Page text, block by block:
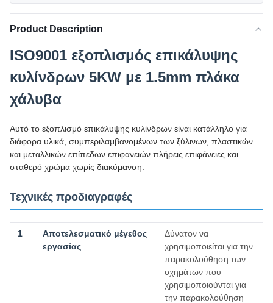
Product Description
ISO9001 εξοπλισμός επικάλυψης
κυλίνδρων 5KW με 1.5mm πλάκα
χάλυβα
Αυτό το εξοπλισμό επικάλυψης κυλίνδρων είναι κατάλληλο για
διάφορα υλικά, συμπεριλαμβανομένων των ξύλινων, πλαστικών
και μεταλλικών επίπεδων επιφανειών.πλήρεις επιφάνειες και
σταθερό χρώμα χωρίς διακύμανση.
Τεχνικές προδιαγραφές
1
Αποτελεσματικό μέγεθος
εργασίας
Δύνατον να
χρησιμοποιείται για την
παρακολούθηση των
οχημάτων που
χρησιμοποιούνται για
την παρακολούθηση